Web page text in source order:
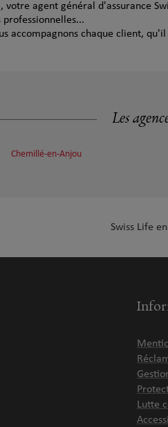
votre agent général d'assurance
professionnelles...
accompagnons chaque client,
Les
Chemillé-en-Anjou
Swiss Life
Lutte